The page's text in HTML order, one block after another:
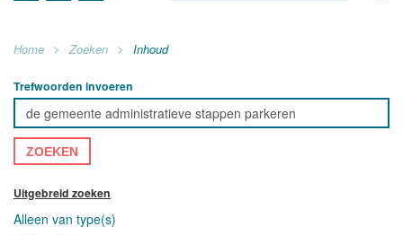
Home Zoeken Inhoud
Trefwoorden invoeren
ZOEKEN
Uitgebreid zoeken
Alleen van type(s)